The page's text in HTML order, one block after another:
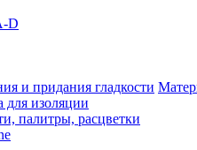
D
для изоляции
палитры, расцветки